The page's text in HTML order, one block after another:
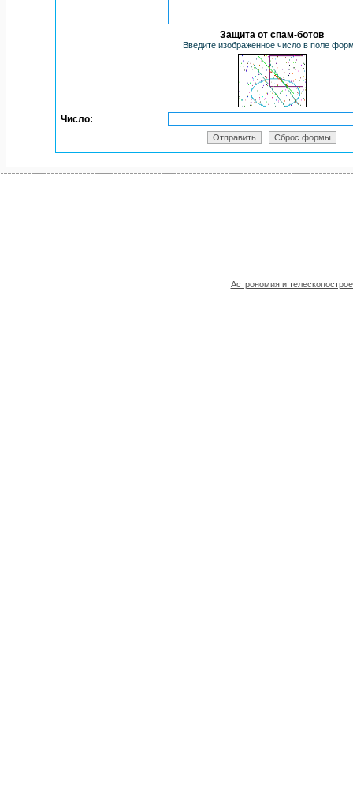
Защита от спам-ботов
Введите изображенное число в поле
Число:
Астрономия и